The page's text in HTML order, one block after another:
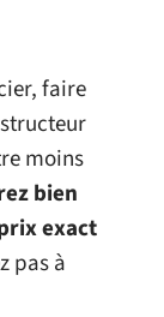
faire
moins
bien
exact
pas à